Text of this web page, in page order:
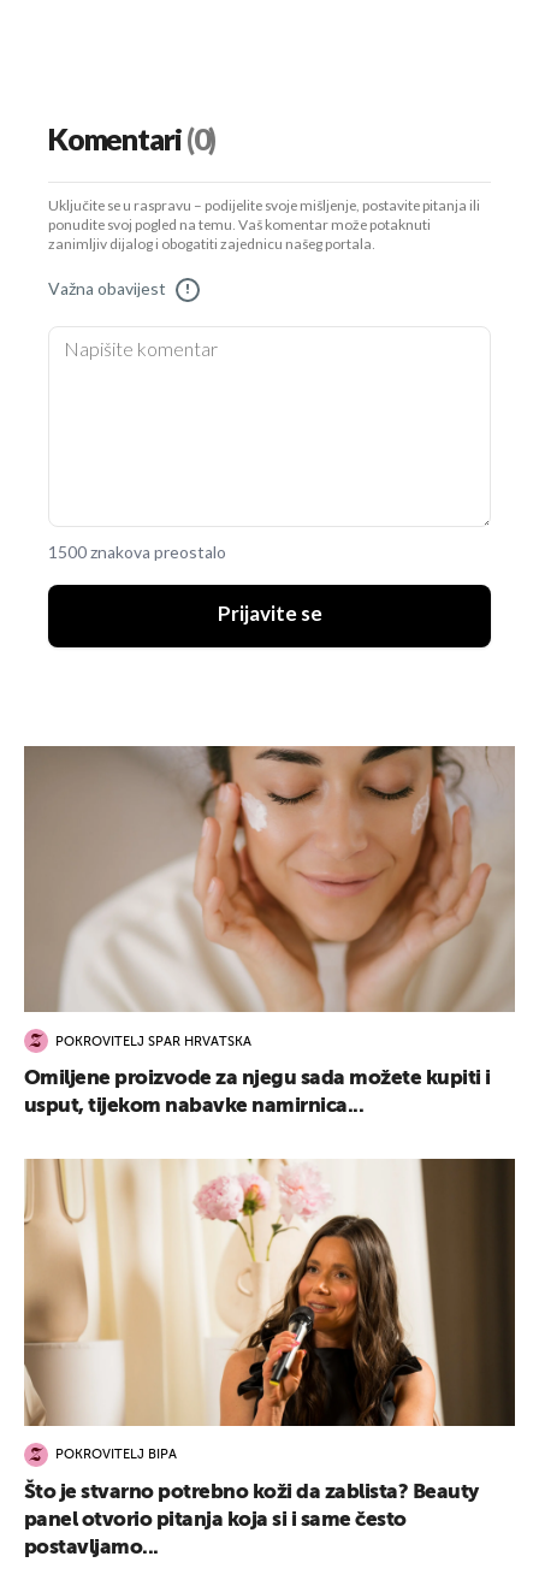
Komentari(0)
Uključite se u raspravu – podijelite svoje mišljenje, postavite pitanja ili
ponudite svoj pogled na temu. Vaš komentar može potaknuti
zanimljiv dijalog i obogatiti zajednicu našeg portala.
Važna obavijest !
1500 znakova preostalo
Prijavite se
POKROVITELJ SPAR HRVATSKA
Omiljene proizvode za njegu sada možete kupiti i
usput, tijekom nabavke namirnica...
POKROVITELJ BIPA
Što je stvarno potrebno koži da zablista? Beauty
panel otvorio pitanja koja si i same često
postavljamo...